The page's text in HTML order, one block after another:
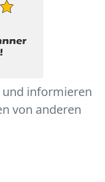
und informieren
von anderen